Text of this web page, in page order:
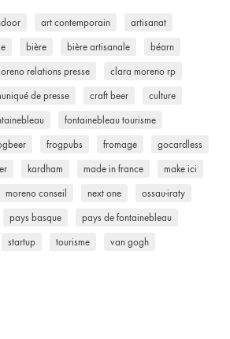
art contemporain artisanat
bière bière artisanale béarn
relations presse clara moreno rp
de presse craft beer culture
fontainebleau tourisme
frogpubs fromage gocardless
kardham made in france make ici
moreno conseil next one ossau-iraty
pays basque pays de fontainebleau
startup tourisme van gogh